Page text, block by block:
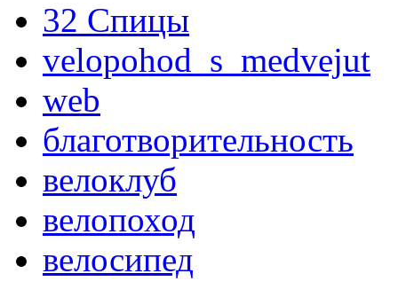
32 Спицы
velopohod_s_medvejut
web
благотворительность
велоклуб
велопоход
велосипед